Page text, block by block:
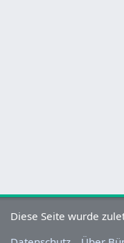
Diese Seite wurde